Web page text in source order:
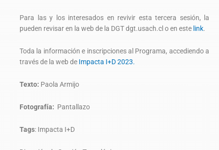
Para las y los interesados en revivir esta tercera sesión, la
pueden revisar en la web de la DGT dgt.usach.cl o en este link.
Toda la información e inscripciones al Programa, accediendo a
través de la web de Impacta I+D 2023.
Texto: Paola Armijo
Fotografía: Pantallazo
Tags: Impacta I+D